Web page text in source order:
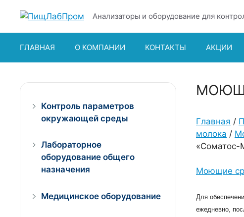
содержимому
Анализаторы и оборудование для
ГЛАВНАЯ О КОМПАНИИ КОНТАКТЫ АКЦИИ
Главная /
молока /
Моющие
Для
ежедневно,
Контроль параметров
окружающей среды
Лабораторное
оборудование общего
назначения
Медицинское оборудование